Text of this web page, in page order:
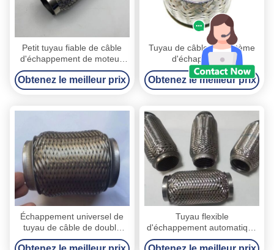
Petit tuyau fiable de câble
d'échappement de moteur,
pot d'échappement flexible
de voiture d'identification de
38 - de 76mm
Obtenez le meilleur prix
Tuyau de câble de système
d'échappement
d'automobile avec le
couplage diamètre de 60 x
de 160mm
Obtenez le meilleur prix
Échappement universel de
tuyau de câble de double
couche, remplacement de
Tuyau flexible
d'échappement automatique
externe tressé de fil pour de